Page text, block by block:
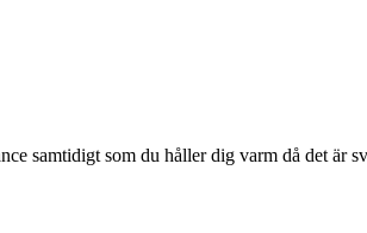
samtidigt som du håller dig varm då det är